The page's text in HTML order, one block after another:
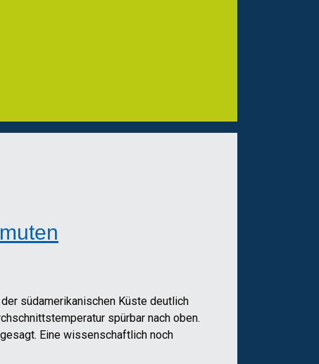
südamerikanischen Küste deutlich
spürbar nach oben.
Eine wissenschaftlich noch